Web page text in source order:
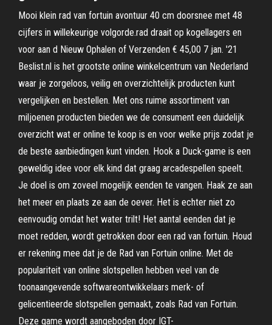
Mooi klein rad van fortuin avontuur 40 cm doorsnee met 48
cijfers in willekeurige volgorde.rad draait op kogellagers en
voor aan d Nieuw Ophalen of Verzenden € 45,00 7 jan. '21
Beslist.nl is het grootste online winkelcentrum van Nederland
waar je zorgeloos, veilig en overzichtelijk producten kunt
vergelijken en bestellen. Met ons ruime assortiment van
miljoenen producten bieden we de consument een duidelijk
overzicht wat er online te koop is en voor welke prijs zodat je
de beste aanbiedingen kunt vinden. Hook a Duck-game is een
geweldig idee voor elk kind dat graag arcadespellen speelt.
Je doel is om zoveel mogelijk eenden te vangen. Haak ze aan
het meer en plaats ze aan de oever. Het is echter niet zo
eenvoudig omdat het water trilt! Het aantal eenden dat je
moet redden, wordt getrokken door een rad van fortuin. Houd
er rekening mee dat je de Rad van Fortuin online. Met de
populariteit van online slotspellen hebben veel van de
toonaangevende softwareontwikkelaars merk- of
gelicentieerde slotspellen gemaakt, zoals Rad van Fortuin.
Deze game wordt aangeboden door IGT-